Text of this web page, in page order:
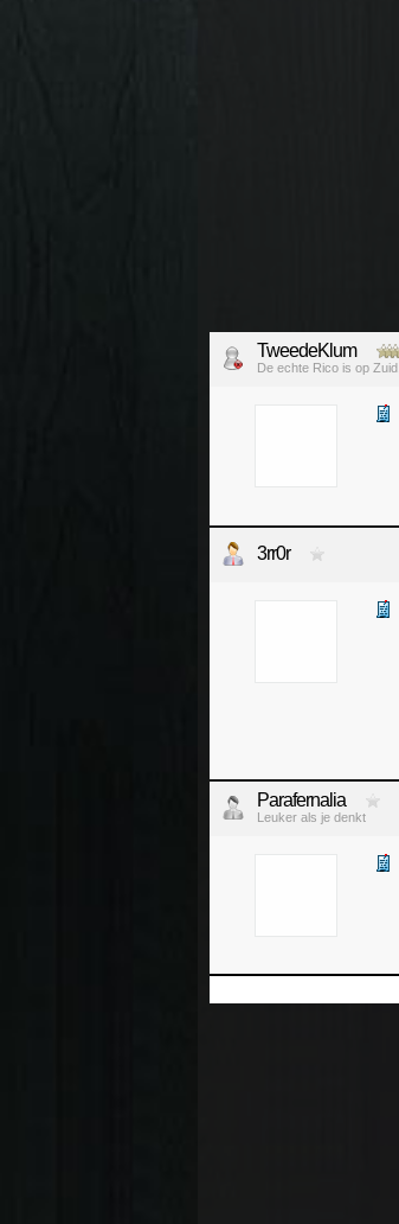
TweedeKlum
De echte Rico is op Zuid.
3rr0r
Parafernalia
Leuker als je denkt